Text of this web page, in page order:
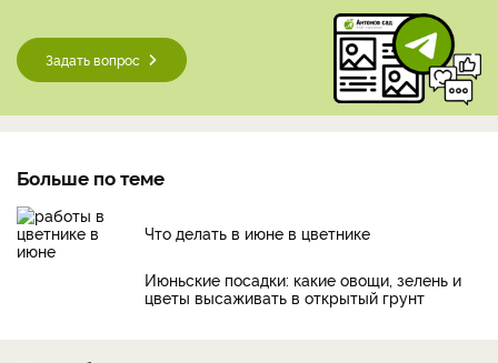
Задать вопрос
Больше по теме
Что делать в июне в цветнике
Июньские посадки: какие овощи, зелень и
цветы высаживать в открытый грунт